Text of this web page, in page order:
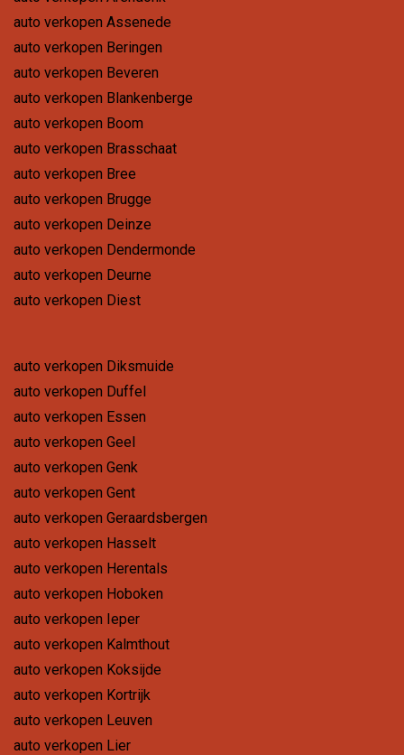
auto verkopen Assenede
auto verkopen Beringen
auto verkopen Beveren
auto verkopen Blankenberge
auto verkopen Boom
auto verkopen Brasschaat
auto verkopen Bree
auto verkopen Brugge
auto verkopen Deinze
auto verkopen Dendermonde
auto verkopen Deurne
auto verkopen Diest
auto verkopen Diksmuide
auto verkopen Duffel
auto verkopen Essen
auto verkopen Geel
auto verkopen Genk
auto verkopen Gent
auto verkopen Geraardsbergen
auto verkopen Hasselt
auto verkopen Herentals
auto verkopen Hoboken
auto verkopen Ieper
auto verkopen Kalmthout
auto verkopen Koksijde
auto verkopen Kortrijk
auto verkopen Leuven
auto verkopen Lier